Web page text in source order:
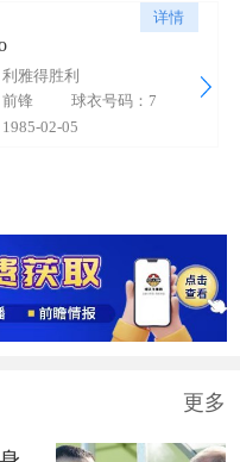
详情
雅得胜利
锋
球衣号码：7
02-05
更多